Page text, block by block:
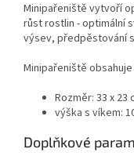
Minipařeniště vytvoří
růst rostlin - optimální
výsev, předpěstování
Minipařeniště
Rozměr: 33 x 23
výška s víkem:
Doplňkové